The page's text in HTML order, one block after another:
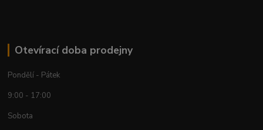
Otevírací doba prodejny
Pondělí - Pátek
9:00 - 17:00
Sobota